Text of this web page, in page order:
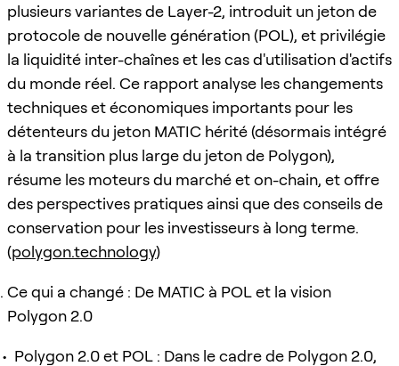
plusieurs variantes de Layer-2, introduit un jeton de
protocole de nouvelle génération (POL), et privilégie
la liquidité inter-chaînes et les cas d'utilisation d'actifs
du monde réel. Ce rapport analyse les changements
techniques et économiques importants pour les
détenteurs du jeton MATIC hérité (désormais intégré
à la transition plus large du jeton de Polygon),
résume les moteurs du marché et on-chain, et offre
des perspectives pratiques ainsi que des conseils de
conservation pour les investisseurs à long terme.
(polygon.technology)
Ce qui a changé : De MATIC à POL et la vision
Polygon 2.0
Polygon 2.0 et POL : Dans le cadre de Polygon 2.0,